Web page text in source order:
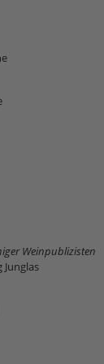
Weinpublizisten